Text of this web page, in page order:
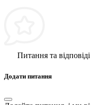
Питання та відповіді
Додати питання